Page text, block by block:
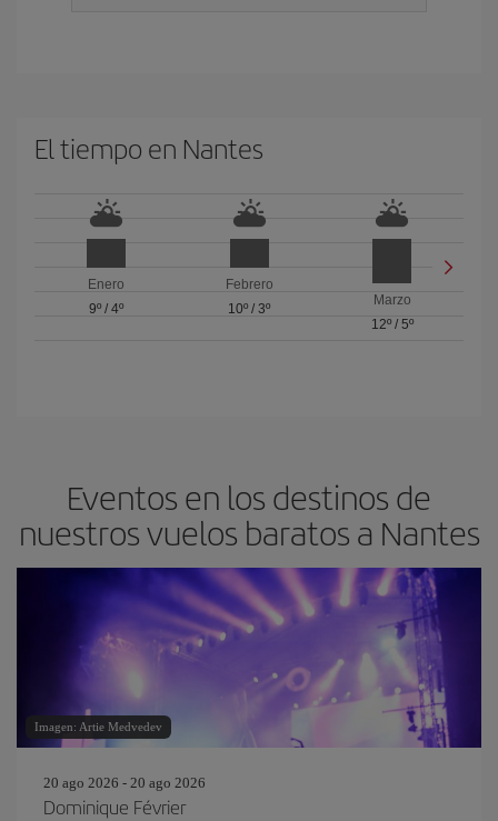
El tiempo en Nantes
Enero
9º/ 4º
Febrero
10º / 3º
Marzo
12º/ 5º
Eventos en los destinos de
nuestros vuelos baratos a Nantes
Imagen: Artie Medvedev
20 ago 2026 - 20 ago 2026
Dominique Février